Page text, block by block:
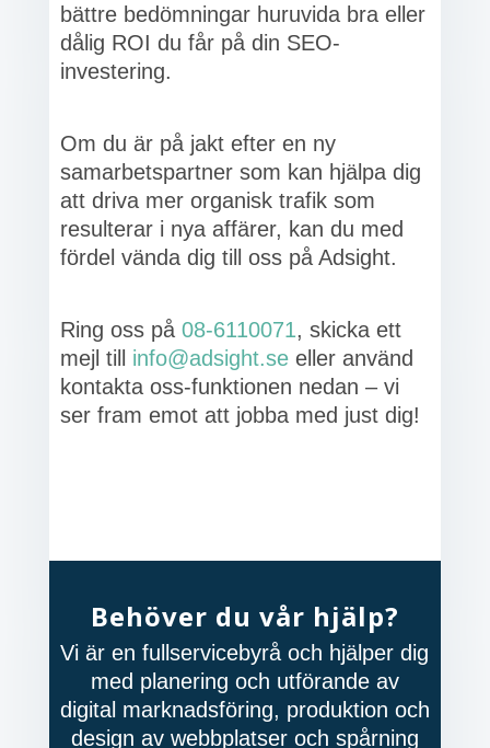
bättre bedömningar huruvida bra eller
dålig ROI du får på din SEO-
investering.
Om du är på jakt efter en ny
samarbetspartner som kan hjälpa dig
att driva mer organisk trafik som
resulterar i nya affärer, kan du med
fördel vända dig till oss på Adsight.
Ring oss på 08-6110071, skicka ett
mejl till info@adsight.seeller använd
kontakta oss-funktionen nedan – vi
ser fram emot att jobba med just dig!
Behöver du vår hjälp?
Vi är en fullservicebyrå och hjälper dig
med planering och utförande av
digital marknadsföring, produktion och
design av webbplatser och spårning